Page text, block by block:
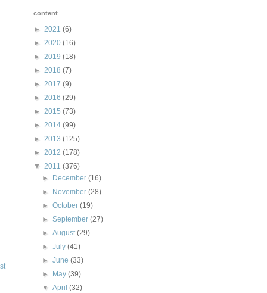
content
► 2021 (6)
► 2020 (16)
► 2019 (18)
► 2018 (7)
► 2017 (9)
► 2016 (29)
► 2015 (73)
► 2014 (99)
► 2013 (125)
► 2012 (178)
▼ 2011 (376)
►
December(16)
►
November(28)
►October(19)
►September(27)
►August(29)
►July(41)
►June(33)
►
May(39)
▼April(32)